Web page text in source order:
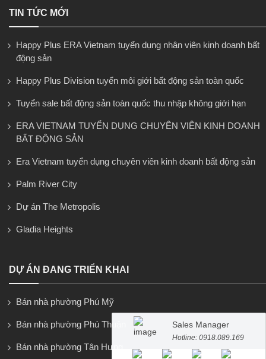
Sales Manager
Hotline: 0918.089.169
TIN TỨC MỚI
Happy Plus ERA Vietnam tuyển dụng nhân viên kinh doanh bất
động sản
Happy Plus Division tuyển môi giới bất động sản toàn quốc
Tuyển sale bất động sản toàn quốc thu nhập không giới hạn
ERA VIETNAM TUYỂN DỤNG CHUYÊN VIÊN KINH DOANH
BẤT ĐỘNG SẢN
Era Vietnam tuyển dụng chuyên viên kinh doanh bất động sản
Palm River City
Dự án The Metropolis
Gladia Heights
DỰ ÁN ĐANG TRIỂN KHAI
Bán nhà phường Phú Mỹ
Bán nhà phường Phú Thuận
Bán nhà phường Tân Hưng